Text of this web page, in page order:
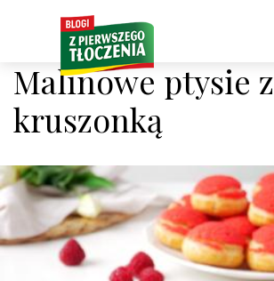
Malinowe ptysie z
kruszonką